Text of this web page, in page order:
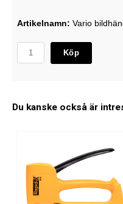
Artikelnamn: Vario
Köp
Du kanske också är